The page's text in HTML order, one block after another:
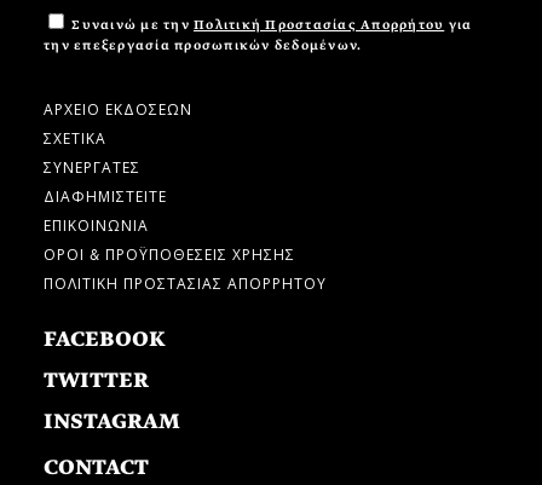
Συναινώ με την Πολιτική Προστασίας Απορρήτου για
την επεξεργασία προσωπικών δεδομένων.
ΑΡΧΕΙΟ ΕΚΔΟΣΕΩΝ
ΣΧΕΤΙΚΑ
ΣΥΝΕΡΓΑΤΕΣ
ΔΙΑΦΗΜΙΣΤΕΙΤΕ
ΕΠΙΚΟΙΝΩΝΙΑ
ΟΡΟΙ & ΠΡΟΫΠΟΘΕΣΕΙΣ ΧΡΗΣΗΣ
ΠΟΛΙΤΙΚΗ ΠΡΟΣΤΑΣΙΑΣ ΑΠΟΡΡΗΤΟΥ
FACEBOOK
TWITTER
INSTAGRAM
CONTACT